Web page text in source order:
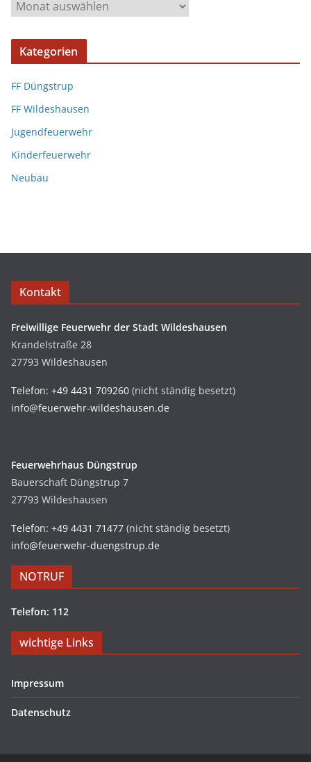
Kategorien
FF Düngstrup
FF Wildeshausen
Jugendfeuerwehr
Kinderfeuerwehr
Neubau
Kontakt
Freiwillige Feuerwehr der Stadt Wildeshausen
Krandelstraße 28
27793 Wildeshausen
Telefon: +49 4431 709260 (nicht ständig besetzt)
info@feuerwehr-wildeshausen.de
Feuerwehrhaus Düngstrup
Bauerschaft Düngstrup 7
27793 Wildeshausen
Telefon: +49 4431 71477 (nicht ständig besetzt)
info@feuerwehr-duengstrup.de
NOTRUF
Telefon: 112
wichtige Links
Impressum
Datenschutz